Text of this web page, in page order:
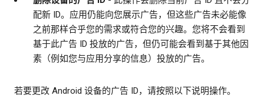
配新 ID。应用仍能向您展示广告，但这些广告未必能像
之前那样合乎您的需求或符合您的兴趣。您将不会看到
基于此广告 ID 投放的广告，但仍可能会看到基于其他因
素（例如您与应用分享的信息）投放的广告。
若要更改 Android 设备的广告 ID，请按照以下说明操作。